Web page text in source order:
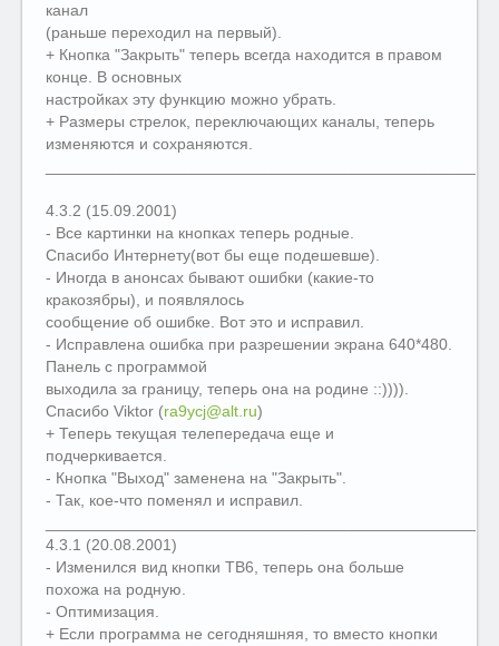
канал
(раньше переходил на первый).
+ Кнопка "Закрыть" теперь всегда находится в правом
конце. В основных
настройках эту функцию можно убрать.
+ Размеры стрелок, переключающих каналы, теперь
изменяются и сохраняются.
4.3.2 (15.09.2001)
- Все картинки на кнопках теперь родные.
Спасибо Интернету(вот бы еще подешевше).
- Иногда в анонсах бывают ошибки (какие-то
кракозябры), и появлялось
сообщение об ошибке. Вот это и исправил.
- Исправлена ошибка при разрешении экрана 640*480.
Панель с программой
выходила за границу, теперь она на родине ::)))).
Спасибо Viktor (ra9ycj@alt.ru)
+ Теперь текущая телепередача еще и
подчеркивается.
- Кнопка "Выход" заменена на "Закрыть".
- Так, кое-что поменял и исправил.
4.3.1 (20.08.2001)
- Изменился вид кнопки ТВ6, теперь она больше
похожа на родную.
- Оптимизация.
+ Если программа не сегодняшняя, то вместо кнопки